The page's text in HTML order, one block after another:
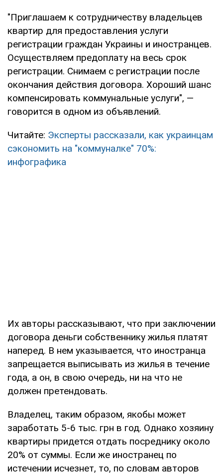
"Приглашаем к сотрудничеству владельцев
квартир для предоставления услуги
регистрации граждан Украины и иностранцев.
Осуществляем предоплату на весь срок
регистрации. Снимаем с регистрации после
окончания действия договора. Хороший шанс
компенсировать коммунальные услуги", —
говорится в одном из объявлений.
Читайте: Эксперты рассказали, как украинцам
сэкономить на "коммуналке" 70%:
инфографика
Их авторы рассказывают, что при заключении
договора деньги собственнику жилья платят
наперед. В нем указывается, что иностранца
запрещается выписывать из жилья в течение
года, а он, в свою очередь, ни на что не
должен претендовать.
Владелец, таким образом, якобы может
заработать 5-6 тыс. грн в год. Однако хозяину
квартиры придется отдать посреднику около
20% от суммы. Если же иностранец по
истечении исчезнет, то, по словам авторов